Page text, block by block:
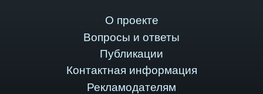
О проекте
Вопросы и ответы
Публикации
Контактная информация
Рекламодателям